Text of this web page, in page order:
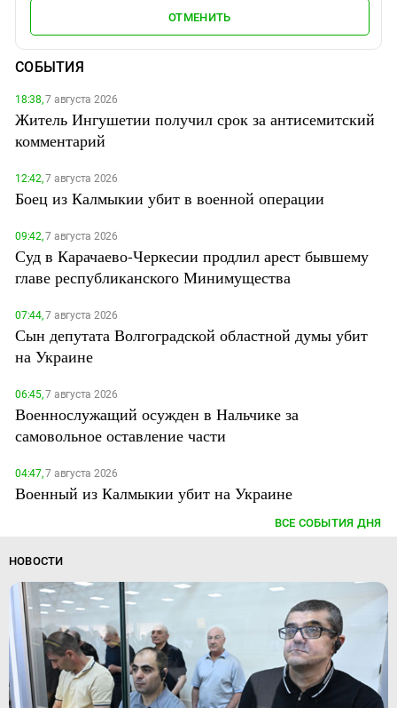
ОТМЕНИТЬ
СОБЫТИЯ
18:38,7 августа 2026
Житель Ингушетии получил срок за антисемитский
комментарий
12:42,7 августа 2026
Боец из Калмыкии убит в военной операции
09:42,7 августа 2026
Суд в Карачаево-Черкесии продлил арест бывшему
главе республиканского Минимущества
07:44,7 августа 2026
Сын депутата Волгоградской областной думы убит
на Украине
06:45,7 августа 2026
Военнослужащий осужден в Нальчике за
самовольное оставление части
04:47,7 августа 2026
Военный из Калмыкии убит на Украине
ВСЕ СОБЫТИЯ ДНЯ
НОВОСТИ